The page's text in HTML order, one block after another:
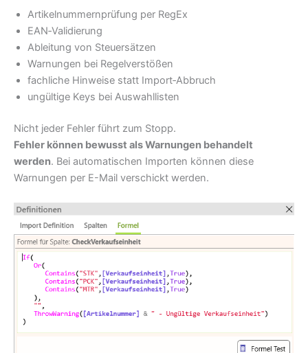
Artikelnummernprüfung per RegEx
EAN‑Validierung
Ableitung von Steuersätzen
Warnungen bei Regelverstößen
fachliche Hinweise statt Import‑Abbruch
ungültige Keys bei Auswahllisten
Nicht jeder Fehler führt zum Stopp.
Fehler können bewusst als Warnungen behandelt
werden. Bei automatischen Importen können diese
Warnungen per E-Mail verschickt werden.